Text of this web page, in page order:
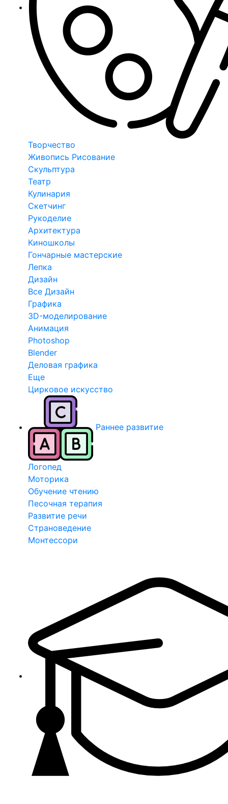
Творчество
Живопись Рисование
Скульптура
Театр
Кулинария
Скетчинг
Рукоделие
Архитектура
Киношколы
Гончарные мастерские
Лепка
Дизайн
Все Дизайн
Графика
3D-моделирование
Анимация
Photoshop
Blender
Деловая графика
Еще
Цирковое искусство
Раннее развитие
Логопед
Моторика
Обучение чтению
Песочная терапия
Развитие речи
Страноведение
Монтессори